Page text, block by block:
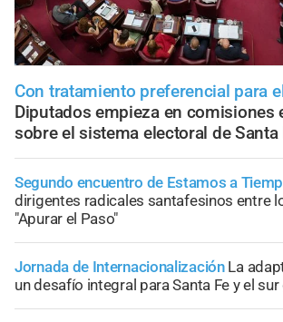
Con tratamiento preferencial para
Diputados empieza en comisiones
sobre el sistema electoral de Santa
Segundo encuentro de Estamos a
dirigentes radicales santafesinos entre
"Apurar el Paso"
Jornada de Internacionalización La
un desafío integral para Santa Fe y el